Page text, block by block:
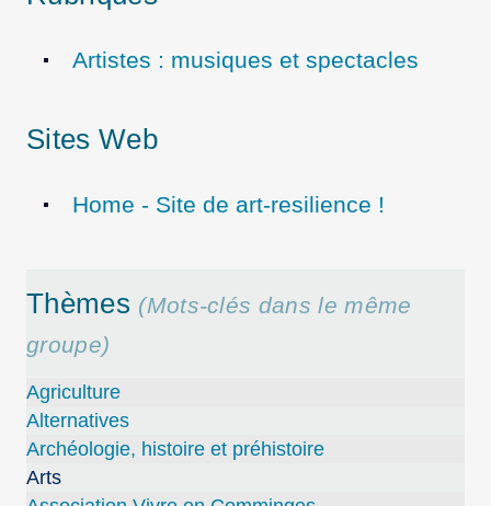
Artistes : musiques et spectacles
Sites Web
Home - Site de art-resilience !
Thèmes (Mots-clés dans le même
groupe)
Agriculture
Alternatives
Archéologie, histoire et préhistoire
Arts